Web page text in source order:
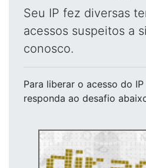
Seu IP fez diversas
acessos suspeitos a
conosco.
Para liberar o acesso do IP
responda ao desafio